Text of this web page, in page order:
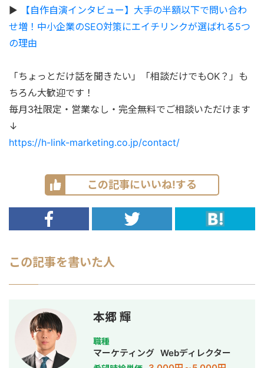
▶
【自作自演インタビュー】大手の半額以下で問い合わ
せ増！中小企業のSEO対策にエイチリンクが選ばれる5つ
の理由
「ちょっとだけ話を聞きたい」「相談だけでもOK？」も
ちろん大歓迎です！
毎月3社限定・営業なし・完全無料でご相談いただけます
↓
https://h-link-marketing.co.jp/contact/
この記事にいいね!する
この記事を書いた人
本郷 輝
職種
マーケティング Webディレクター